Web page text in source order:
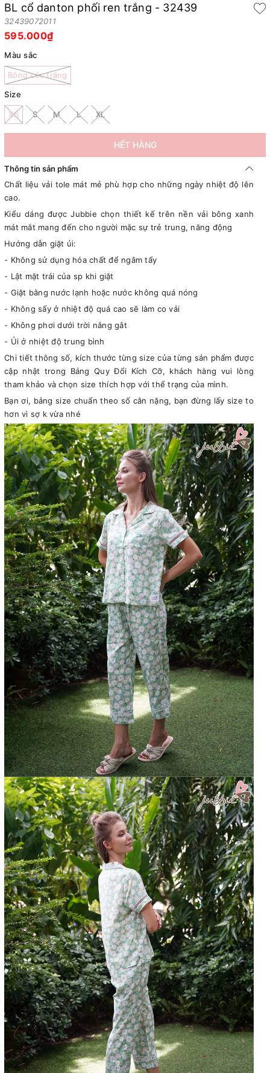
BL cổ danton phối ren trắng - 32439
32439072011
595.000₫
Màu sắc
Bông cúc trắng
Size
XS S M L XL
HẾT HÀNG
Thông tin sản phẩm
Chất liệu vải tole mát mẻ phù hợp cho những ngày nhiệt độ lên
cao.
Kiểu dáng được Jubbie chọn thiết kế trên nền vải bông xanh
mát mắt mang đến cho người mặc sự trẻ trung, năng động
Hướng dẫn giặt ủi:
- Không sử dụng hóa chất để ngâm tẩy
- Lật mặt trái của sp khi giặt
- Giặt bằng nước lạnh hoặc nước không quá nóng
- Không sấy ở nhiệt độ quá cao sẽ làm co vải
- Không phơi dưới trời nắng gắt
- Ủi ở nhiệt độ trung bình
Chi tiết thông số, kích thước từng size của từng sản phẩm được
cập nhật trong Bảng Quy Đổi Kích Cỡ, khách hàng vui lòng
tham khảo và chọn size thích hợp với thể trạng của mình.
Bạn ơi, bảng size chuẩn theo số cân nặng, bạn đừng lấy size to
hơn vì sợ k vừa nhé